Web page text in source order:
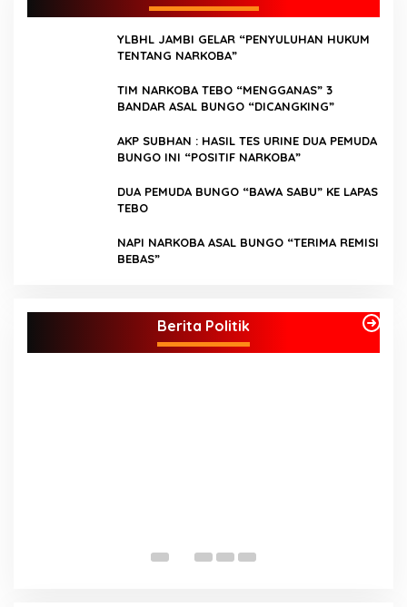
YLBHL JAMBI GELAR “PENYULUHAN HUKUM
TENTANG NARKOBA”
TIM NARKOBA TEBO “MENGGANAS” 3
BANDAR ASAL BUNGO “DICANGKING”
AKP SUBHAN : HASIL TES URINE DUA PEMUDA
BUNGO INI “POSITIF NARKOBA”
DUA PEMUDA BUNGO “BAWA SABU” KE LAPAS
TEBO
NAPI NARKOBA ASAL BUNGO “TERIMA REMISI
BEBAS”
Berita Politik
Menangkan Jumiwan – Maidani